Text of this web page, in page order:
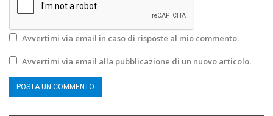
Avvertimi via email in caso di risposte al mio commento.
Avvertimi via email alla pubblicazione di un nuovo articolo.